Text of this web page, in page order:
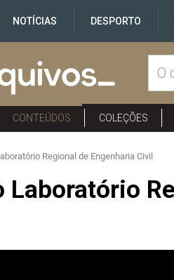
NOTÍCIAS DESPORTO
CONTEÚDOS COLEÇÕES
Regional de Engenharia Civil
Laboratório